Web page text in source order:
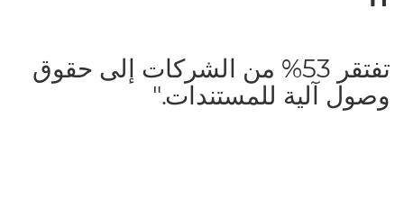
تفتقر 53% من الشركات إلى حقوق
وصول آلية للمستندات."